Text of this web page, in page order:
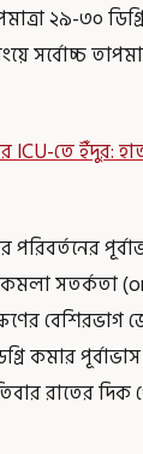
২৯-৩০
সর্বোচ্চ
ICU-তে ইঁদুর:
সতর্কতা
বেশিরভাগ
কমার
রাতের দিক